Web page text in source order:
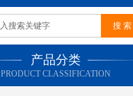
产品分类
PRODUCT CLASSIFICATION